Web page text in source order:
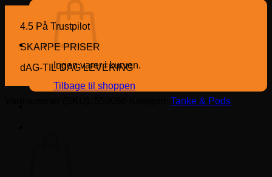
Ingen varer i kurven.
Tilbage til shoppen
4.5 På Trustpilot
SKARPE PRISER
dAG-TIL-DAG LEVERING
Tanke & Pods